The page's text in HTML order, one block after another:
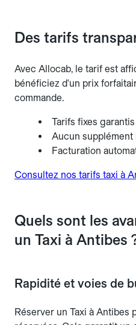
Des tarifs
Avec Allocab, le tarif est
bénéficiez d'un prix
commande.
Tarifs fixes
Aucun
Facturation
Consultez nos tarifs taxi à
Quels sont les
un Taxi à Antibes
Rapidité et voies de
Réserver un Taxi à Antibes